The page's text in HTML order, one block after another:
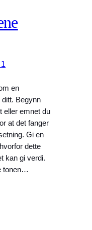
en
ditt. Begynn
eller emnet du
at det fanger
Gi en
dette
kan gi verdi.
tonen…